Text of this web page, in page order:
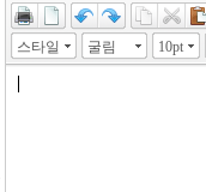
스타일 굴림 10pt